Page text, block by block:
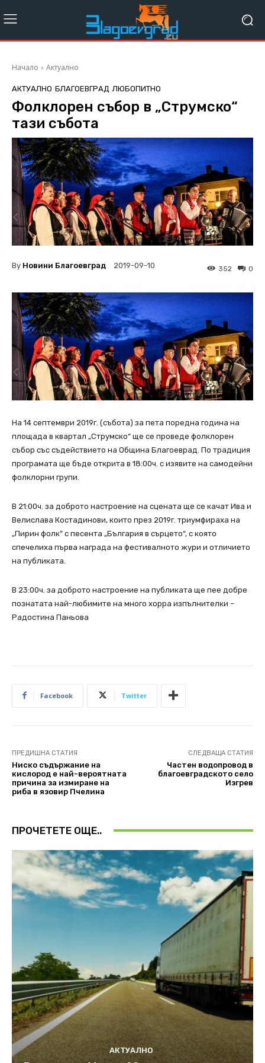
Начало Актуално
АКТУАЛНО БЛАГОЕВГРАД ЛЮБОПИТНО
Фолклорен събор в „Струмско“
тази събота
By Новини Благоевград 2019-09-10 0
352
На 14 септември 2019г. (събота) за пета поредна година на
площада в квартал „Струмско“ ще се проведе фолклорен
събор със съдействието на Община Благоеврад. По традиция
програмата ще бъде открита в 18:00ч. с изявите на самодейни
фолклорни групи.
В 21:00ч. за доброто настроение на сцената ще се качат Ива и
Велислава Костадинови, които през 2019г. триумфираха на
„Пирин фолк” с песента „България в сърцето“, с която
спечелиха първа награда на фестивалното жури и отличието
на публиката.
В 23:00ч. за доброто настроение на публиката ще пее добре
познатата най-любимите на много хорра изпълнителки –
Радостина Паньова
Facebook Twitter
ПРЕДИШНА СТАТИЯ
Ниско съдържание на
кислород е най-вероятната
причина за измиране на
риба в язовир Пчелина
СЛЕДВАЩА СТАТИЯ
Частен водопровод в
благоевградското село
Изгрев
ПРОЧЕТЕТЕ ОЩЕ..
АКТУАЛНО